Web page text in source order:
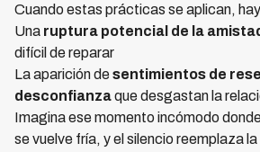
Cuando estas prácticas se aplican,
Una ruptura potencial de la
difícil de reparar
La aparición desentimientos de
desconfianzaque desgastan la
Imagina ese momento incómodo
se vuelve fría, y el silencio reemplaza